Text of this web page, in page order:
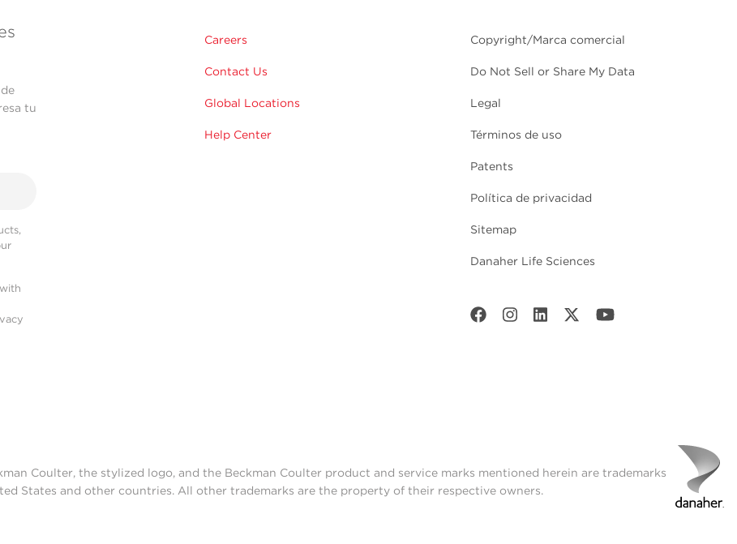
tu
Careers
Contact Us
Global Locations
Help Center
Copyright/Marca comercial
Do Not Sell or Share My Data
Legal
Términos de uso
Patents
Política de privacidad
Sitemap
Danaher Life Sciences
Coulter, the stylized logo, and the Beckman Coulter product and service marks mentioned herein are trademarks
States and other countries. All other trademarks are the property of their respective owners.